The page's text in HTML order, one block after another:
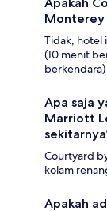
Monterey
Tidak, hotel
(10 menit
Apa saja
Marriott
Courtyard
kolam
Apakah